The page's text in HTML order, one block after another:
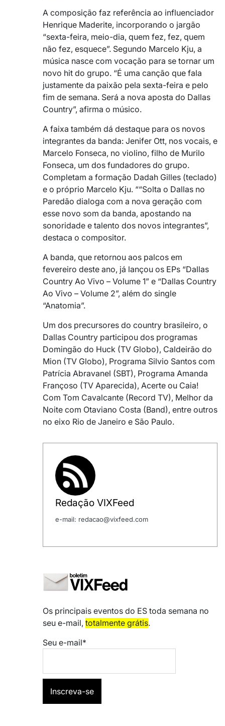
A composição faz referência ao influenciador
Henrique Maderite, incorporando o jargão
“sexta-feira, meio-dia, quem fez, fez, quem
não fez, esquece”. Segundo Marcelo Kju, a
música nasce com vocação para se tornar um
novo hit do grupo. “É uma canção que fala
justamente da paixão pela sexta-feira e pelo
fim de semana. Será a nova aposta do Dallas
Country”, afirma o músico.
A faixa também dá destaque para os novos
integrantes da banda: Jenifer Ott, nos vocais, e
Marcelo Fonseca, no violino, filho de Murilo
Fonseca, um dos fundadores do grupo.
Completam a formação Dadah Gilles (teclado)
e o próprio Marcelo Kju. ““Solta o Dallas no
Paredão dialoga com a nova geração com
esse novo som da banda, apostando na
sonoridade e talento dos novos integrantes”,
destaca o compositor.
A banda, que retornou aos palcos em
fevereiro deste ano, já lançou os EPs “Dallas
Country Ao Vivo – Volume 1” e “Dallas Country
Ao Vivo – Volume 2”, além do single
“Anatomia”.
Um dos precursores do country brasileiro, o
Dallas Country participou dos programas
Domingão do Huck (TV Globo), Caldeirão do
Mion (TV Globo), Programa Silvio Santos com
Patrícia Abravanel (SBT), Programa Amanda
Françoso (TV Aparecida), Acerte ou Caia!
Com Tom Cavalcante (Record TV), Melhor da
Noite com Otaviano Costa (Band), entre outros
no eixo Rio de Janeiro e São Paulo.
Redação VIXFeed
e-mail: redacao@vixfeed.com
Os principais eventos do ES toda semana no
seu e-mail, totalmente grátis.
Seu e-mail*